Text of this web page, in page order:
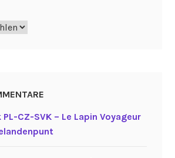
CZ-SVK – Le Lapin Voyageur